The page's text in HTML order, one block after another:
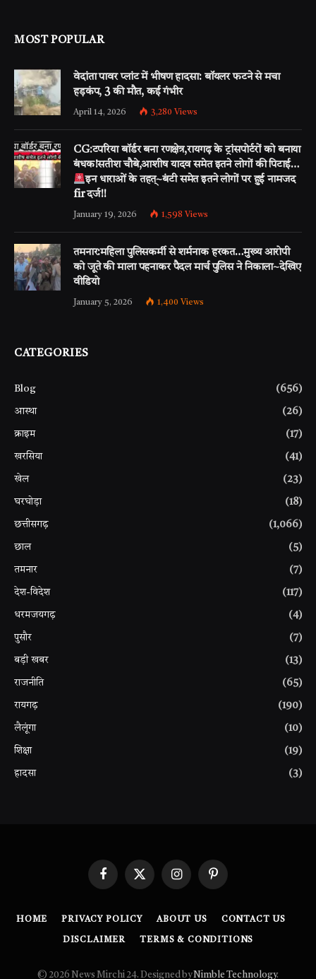
MOST POPULAR
वेदांता पावर प्लांट में भीषण हादसा: बॉयलर फटने से मचा
हड़कंप, 3 की मौत, कई गंभीर
April 14, 2026 3,280 Views
CG:टपरिया बॉर्डर बना रणक्षेत्र,रायगढ़ के ट्रांसपोर्टरों को बनाया
बंधक!सतीश चौबे,आशीष यादव समेत इतने लोगों की पिटाई…
इन धाराओं के तहत्~बंटी समेत इतने लोगों पर हुई नामजद
fir दर्ज!!
January 19, 2026 1,598 Views
तमनार:महिला पुलिसकर्मी से शर्मनाक हरकत…मुख्य आरोपी
को जूते की माला पहनाकर पैदल मार्च पुलिस ने निकाला~देखिए
वीडियो
January 5, 2026 1,400 Views
CATEGORIES
Blog (656)
आस्था (26)
क्राइम (17)
खरसिया (41)
खेल (23)
घरघोड़ा (18)
छत्तीसगढ़ (1,066)
छाल (5)
तमनार (7)
देश-विदेश (117)
धरमजयगढ़ (4)
पुसौर (7)
बड़ी खबर (13)
राजनीति (65)
रायगढ़ (190)
लैलूंगा (10)
शिक्षा (19)
हादसा (3)
FacebookX
InstagramPinterest
HOME PRIVACY POLICY ABOUT US CONTACT US
DISCLAIMER TERMS & CONDITIONS
© 2026 News Mirchi 24. Designed byNimble Technology.